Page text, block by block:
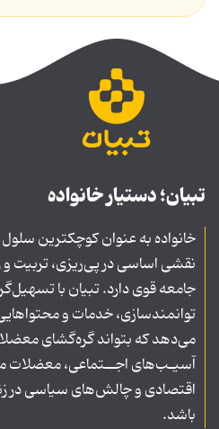
تبیان؛ دستیار خانواده
خانواده به عنوان کوچکترین
نقشی اساسی در پی‌ریزی، تربیت
جامعه قوی دارد. تبیان با
توانمندسازی، خدمات و محتواهایی
می‌دهد که بتواند گره‌گشای
آسیـب‌های اجــتماعی،
اقتصادی و چالش‌های سیاسی در
باشد.